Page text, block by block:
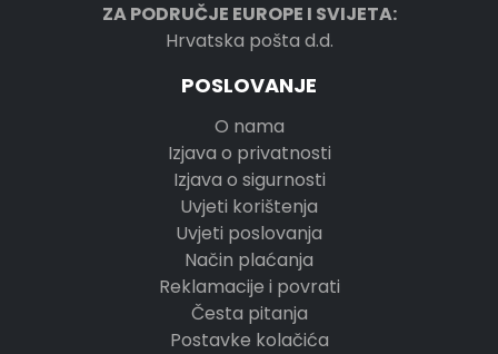
ZA PODRUČJE EUROPE I SVIJETA:
Hrvatska pošta d.d.
POSLOVANJE
O nama
Izjava o privatnosti
Izjava o sigurnosti
Uvjeti korištenja
Uvjeti poslovanja
Način plaćanja
Reklamacije i povrati
Česta pitanja
Postavke kolačića